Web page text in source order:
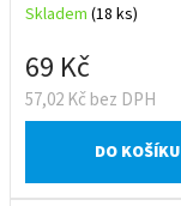
Skladem (18 ks)
57,02 Kč bez DPH
69 Kč
DO KOŠÍKU